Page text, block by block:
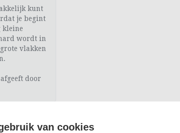
kunt
je begint
kleine
wordt in
vlakken
door
van cookies